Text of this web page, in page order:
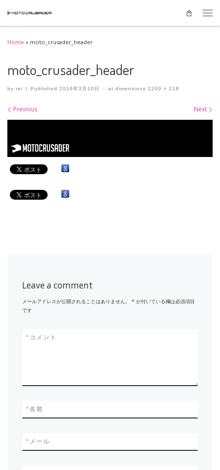
Skip to content
Home » moto_crusader_header
moto_crusader_header
by rei | Published2016年3月10日 - at dimensions 1200 × 218
Images navigation
Previous Next
Leave a comment
メールアドレスが公開されることはありません。 * が付いている欄は必須項目
です
コメント
*
名前
*
メール
*